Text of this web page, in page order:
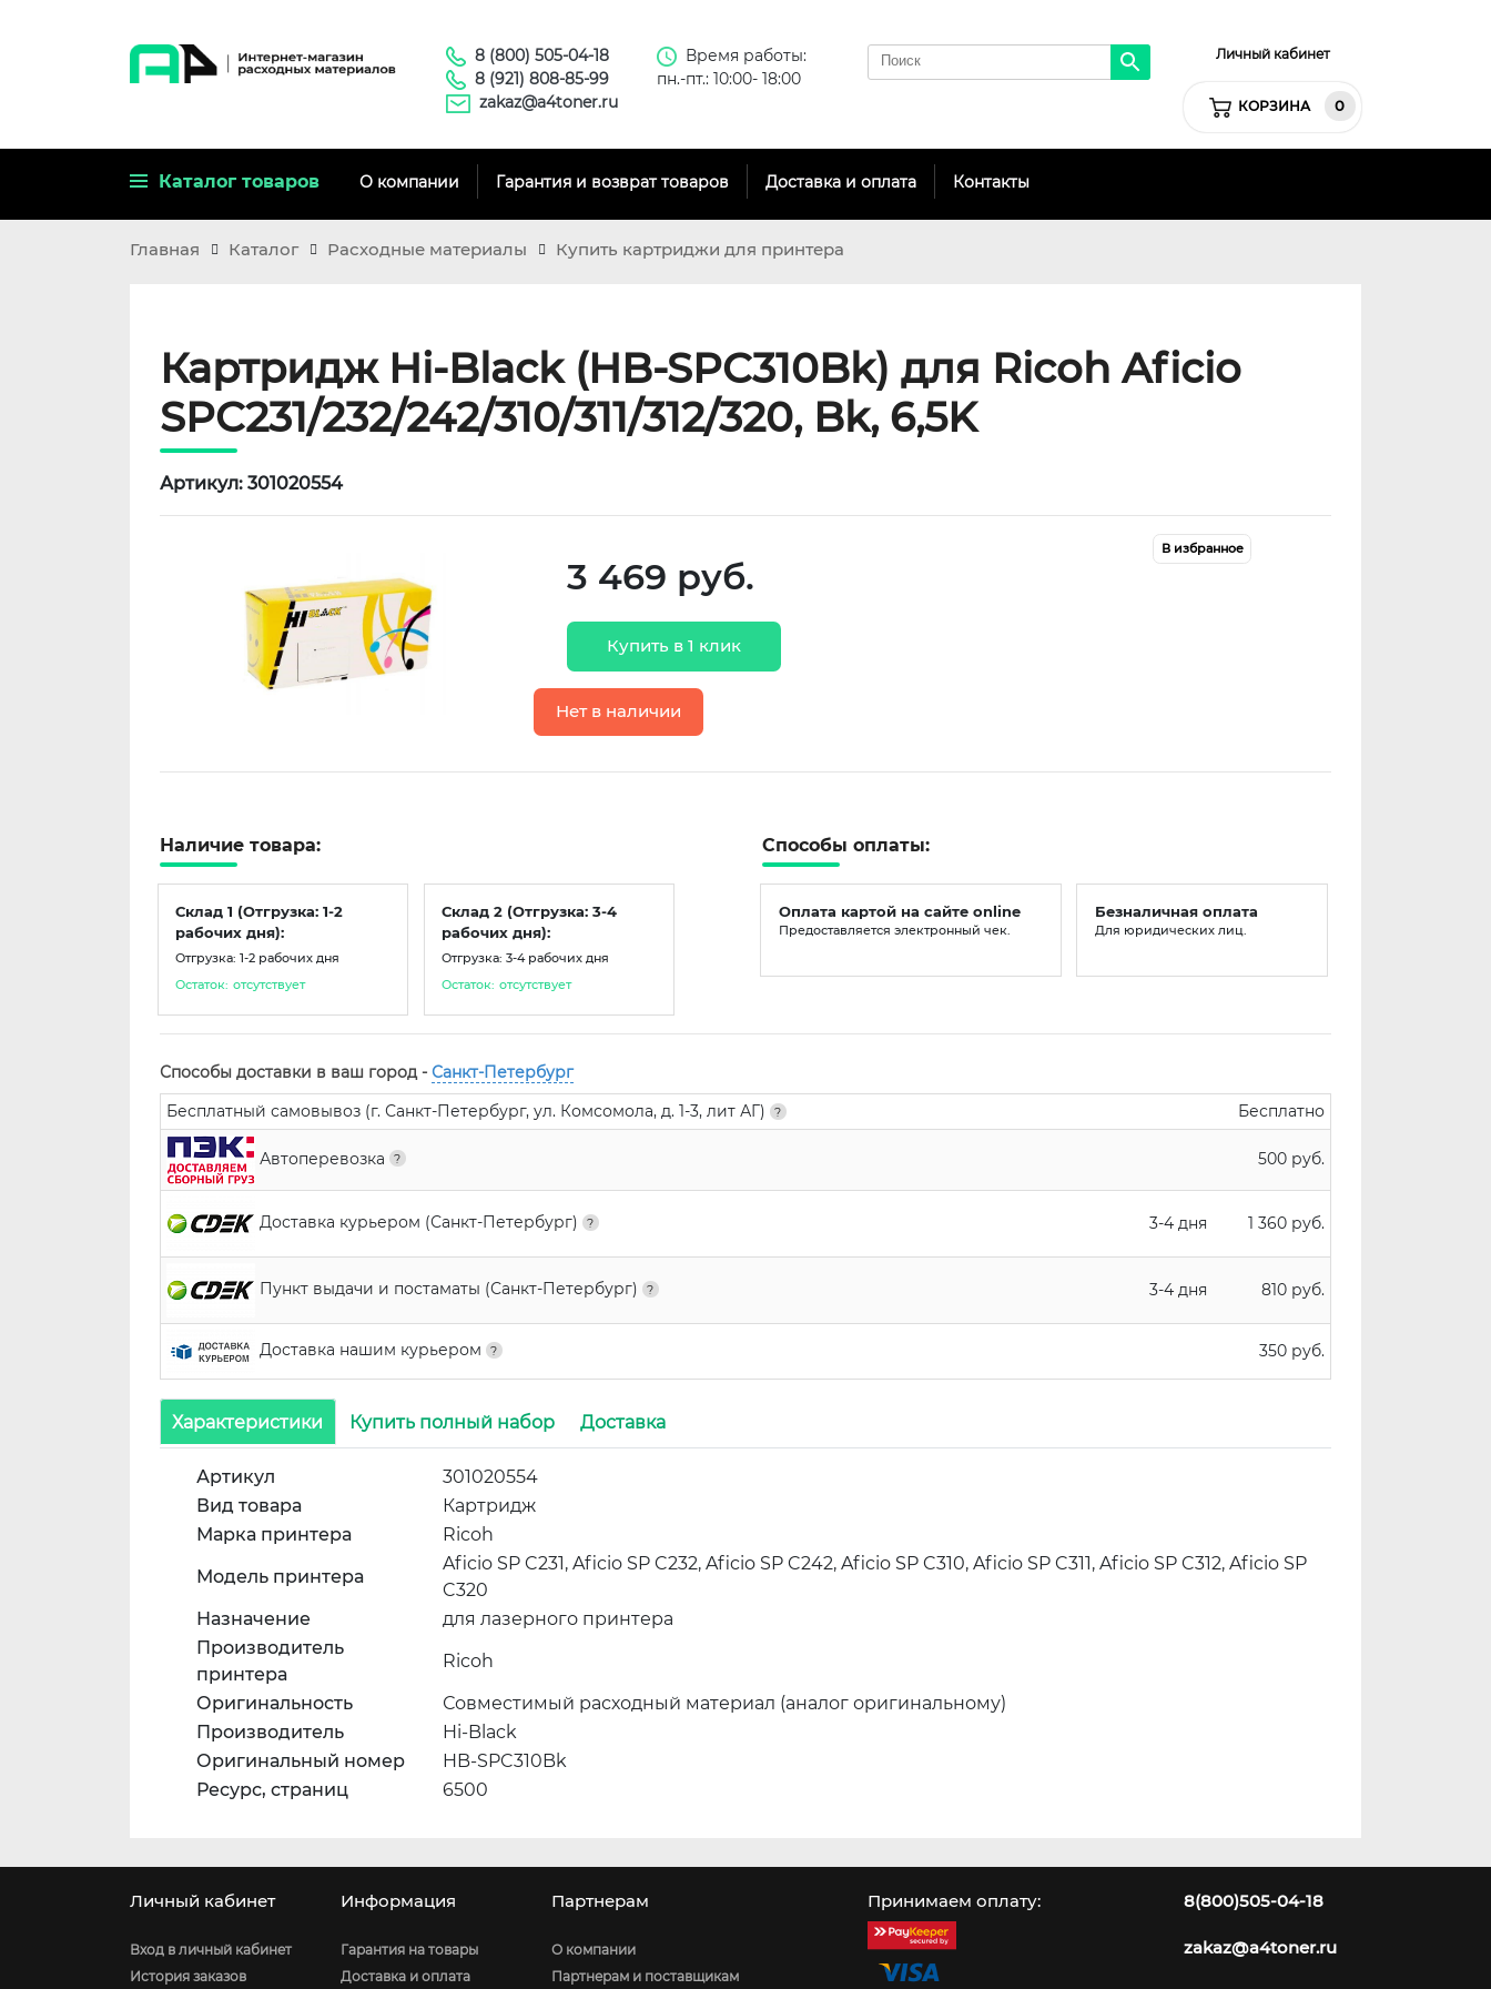
8 (800) 505-04-18
8 (921) 808-85-99
zakaz@a4toner.ru
Время работы:
пн.-пт.: 10:00- 18:00
Личный кабинет
КОРЗИНА 0
Каталог товаров О компании Гарантия и возврат товаров Доставка и оплата Контакты
Главная Каталог Расходные материалы Купить картриджи для принтера
Картридж Hi-Black (HB-SPC310Bk) для Ricoh Aficio
SPC231/232/242/310/311/312/320, Bk, 6,5K
Артикул: 301020554
3 469 руб.
Купить в 1 клик
Нет в наличии
В избранное
Наличие товара:
Склад 1 (Отгрузка: 1-2
рабочих дня):
Отгрузка: 1-2 рабочих дня
Остаток: отсутствует
Склад 2 (Отгрузка: 3-4
рабочих дня):
Отгрузка: 3-4 рабочих дня
Остаток: отсутствует
Способы оплаты:
Оплата картой на сайте online
Предоставляется электронный чек.
Безналичная оплата
Для юридических лиц.
Способы доставки в ваш город - Санкт-Петербург
Бесплатный самовывоз (г. Санкт-Петербург, ул. Комсомола, д. 1-3, лит АГ)
Бесплатно
Автоперевозка 500 руб.
Доставка курьером (Санкт-Петербург) 3-4 дня 1 360 руб.
Пункт выдачи и постаматы (Санкт-Петербург) 3-4 дня 810 руб.
Доставка нашим курьером 350 руб.
Характеристики Купить полный набор Доставка
Артикул
301020554
Вид товара
Картридж
Марка принтера
Ricoh
Модель принтера
Aficio SP C231, Aficio SP C232, Aficio SP C242, Aficio SP C310, Aficio SP C311, Aficio SP C312, Aficio SP
C320
Назначение
для лазерного принтера
Производитель
принтера
Ricoh
Оригинальность
Совместимый расходный материал (аналог оригинальному)
Производитель
Hi-Black
Оригинальный номер
HB-SPC310Bk
Ресурс, страниц
6500
Личный кабинет
Вход в личный кабинет
История заказов
Информация
Гарантия на товары
Доставка и оплата
Партнерам
О компании
Партнерам и поставщикам
Принимаем оплату: 8(800)505-04-18
zakaz@a4toner.ru